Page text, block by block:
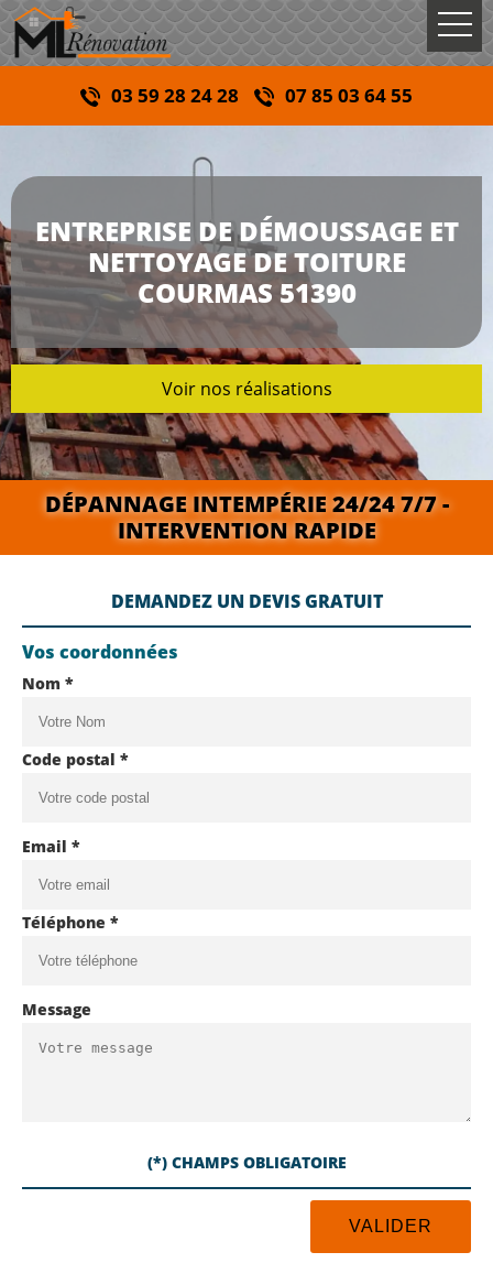
03 59 28 24 28 07 85 03 64 55
ENTREPRISE DE DÉMOUSSAGE ET
NETTOYAGE DE TOITURE
COURMAS 51390
Voir nos réalisations
DÉPANNAGE INTEMPÉRIE 24/24 7/7 -
INTERVENTION RAPIDE
DEMANDEZ UN DEVIS GRATUIT
Vos coordonnées
Nom *
Code postal *
Email *
Téléphone *
Message
(*) CHAMPS OBLIGATOIRE